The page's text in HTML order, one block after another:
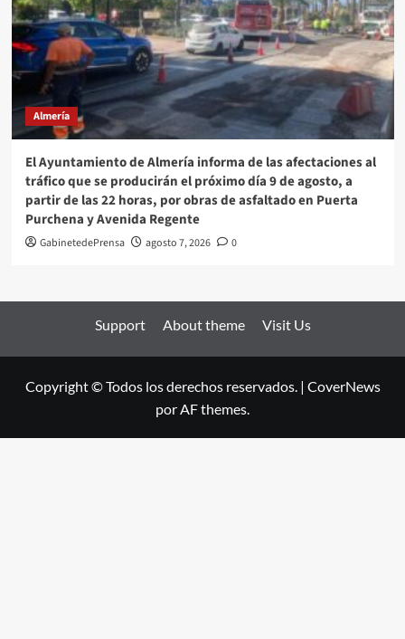
Almería
El Ayuntamiento de Almería informa de las afectaciones al
tráfico que se producirán el próximo día 9 de agosto, a
partir de las 22 horas, por obras de asfaltado en Puerta
Purchena y Avenida Regente
GabinetedePrensa agosto 7, 2026 0
Support About theme Visit Us
Copyright © Todos los derechos reservados. | CoverNews
por AF themes.